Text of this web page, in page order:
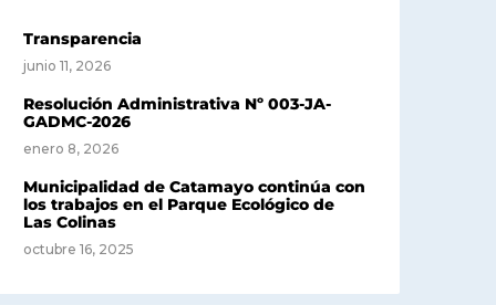
Transparencia
junio 11, 2026
Resolución Administrativa Nº 003-JA-
GADMC-2026
enero 8, 2026
Municipalidad de Catamayo continúa con
los trabajos en el Parque Ecológico de
Las Colinas
octubre 16, 2025